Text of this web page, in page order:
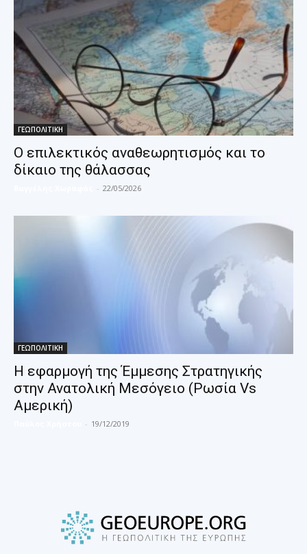
ΓΕΩΠΟΛΙΤΙΚΗ
O επιλεκτικός αναθεωρητισμός και το
δίκαιο της θάλασσας
- 22/05/2026
ΓΕΩΠΟΛΙΤΙΚΗ
Η εφαρμογή της Έμμεσης Στρατηγικής
στην Ανατολική Μεσόγειο (Ρωσία Vs
Αμερική)
- 19/12/2019